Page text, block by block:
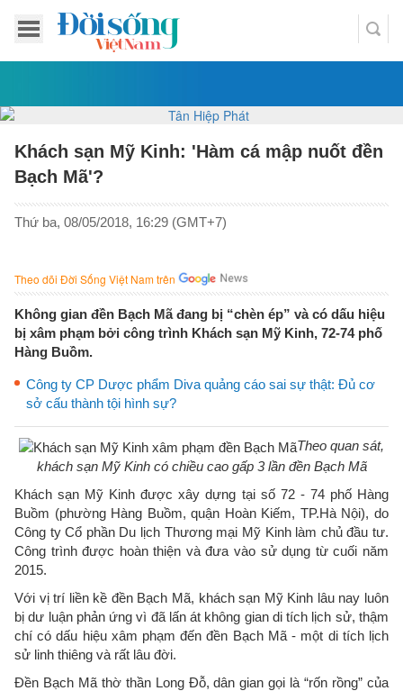
Khách sạn Mỹ Kinh: 'Hàm cá mập nuốt đền
Bạch Mã'?
Thứ ba, 08/05/2018, 16:29 (GMT+7)
Theo dõi Đời Sống Việt Nam trên
Không gian đền Bạch Mã đang bị “chèn ép” và có dấu hiệu
bị xâm phạm bởi công trình Khách sạn Mỹ Kinh, 72-74 phố
Hàng Buồm.
Công ty CP Dược phẩm Diva quảng cáo sai sự thật: Đủ cơ
sở cấu thành tội hình sự?
Theo quan sát,
khách sạn Mỹ Kinh có chiều cao gấp 3 lần đền Bạch Mã
Khách sạn Mỹ Kinh được xây dựng tại số 72 - 74 phố Hàng
Buồm (phường Hàng Buồm, quận Hoàn Kiếm, TP.Hà Nội), do
Công ty Cổ phần Du lịch Thương mại Mỹ Kinh làm chủ đầu tư.
Công trình được hoàn thiện và đưa vào sử dụng từ cuối năm
2015.
Với vị trí liền kề đền Bạch Mã, khách sạn Mỹ Kinh lâu nay luôn
bị dư luận phản ứng vì đã lấn át không gian di tích lịch sử, thậm
chí có dấu hiệu xâm phạm đến đền Bạch Mã - một di tích lịch
sử linh thiêng và rất lâu đời.
Đền Bạch Mã thờ thần Long Đỗ, dân gian gọi là “rốn rồng” của